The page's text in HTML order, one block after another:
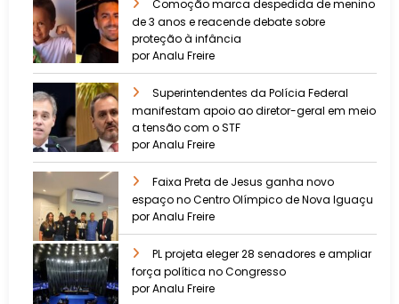
Comoção marca despedida de menino
de 3 anos e reacende debate sobre
proteção à infância
por Analu Freire
Superintendentes da Polícia Federal
manifestam apoio ao diretor-geral em meio
a tensão com o STF
por Analu Freire
Faixa Preta de Jesus ganha novo
espaço no Centro Olímpico de Nova Iguaçu
por Analu Freire
PL projeta eleger 28 senadores e ampliar
força política no Congresso
por Analu Freire